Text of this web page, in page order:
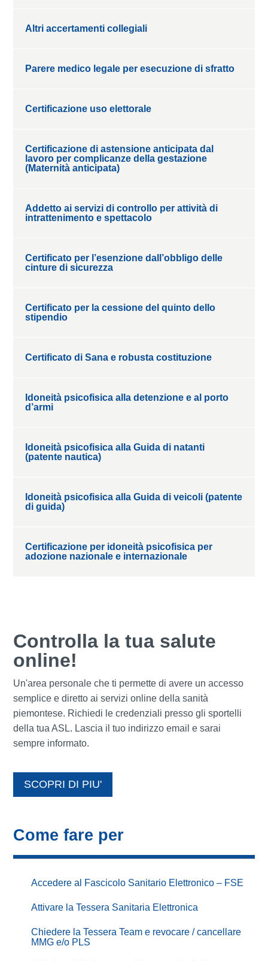
Altri accertamenti collegiali
Parere medico legale per esecuzione di sfratto
Certificazione uso elettorale
Certificazione di astensione anticipata dal
lavoro per complicanze della gestazione
(Maternità anticipata)
Addetto ai servizi di controllo per attività di
intrattenimento e spettacolo
Certificato per l’esenzione dall’obbligo delle
cinture di sicurezza
Certificato per la cessione del quinto dello
stipendio
Certificato di Sana e robusta costituzione
Idoneità psicofisica alla detenzione e al porto
d’armi
Idoneità psicofisica alla Guida di natanti
(patente nautica)
Idoneità psicofisica alla Guida di veicoli (patente
di guida)
Certificazione per idoneità psicofisica per
adozione nazionale e internazionale
Controlla la tua salute
online!
Un'area personale che ti permette di avere un accesso
semplice e diretto ai servizi online della sanità
piemontese. Richiedi le credenziali presso gli sportelli
della tua ASL. Lascia il tuo indirizzo email e sarai
sempre informato.
SCOPRI DI PIU'
Come fare per
Accedere al Fascicolo Sanitario Elettronico – FSE
Attivare la Tessera Sanitaria Elettronica
Chiedere la Tessera Team e revocare / cancellare
MMG e/o PLS